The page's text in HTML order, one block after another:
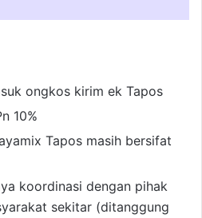
ongkos kirim ek Tapos
10%
Tapos masih bersifat
koordinasi dengan pihak
sekitar (ditanggung